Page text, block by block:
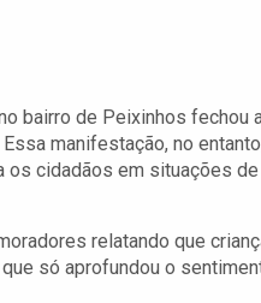
bairro de Peixinhos fechou
manifestação, no
os cidadãos em situações de
relatando que
só aprofundou o